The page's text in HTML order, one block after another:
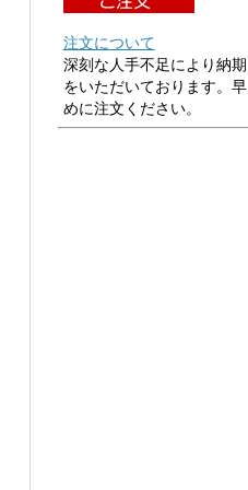
注文について
深刻な人手不足により納期
をいただいております。早
めに注文ください。